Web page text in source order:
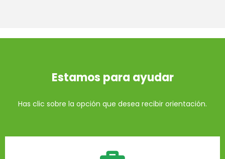
Estamos para ayudar
Has clic sobre la opción que desea recibir orientación.